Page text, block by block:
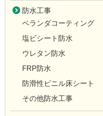
防水工事
ベランダコーティング
塩ビシート防水
ウレタン防水
FRP防水
防滑性ビニル床シート
その他防水工事